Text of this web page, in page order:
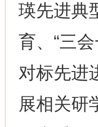
瑛先进典
育、“三
对标先进
展相关研